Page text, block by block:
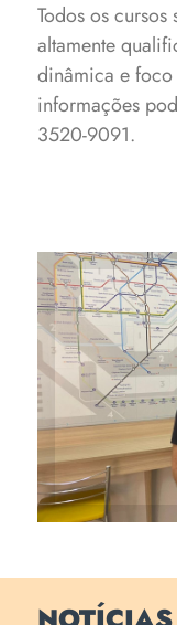
Todos os
altamente
dinâmica e foco
informações
3520-9091.